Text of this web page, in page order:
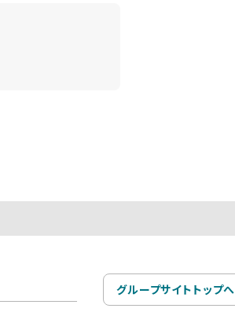
グループサイトトップへ